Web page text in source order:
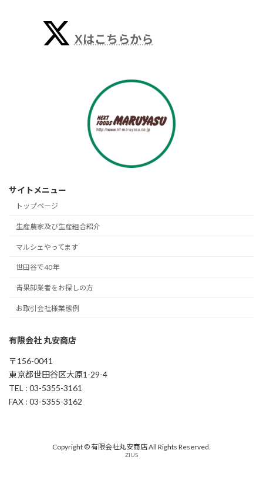
Xはこちらから
サイトメニュー
トップページ
生産農家及び生産組合紹介
マルシェやってます
世田谷で40年
青果卸業者をお探しの方
お取引会社様業態例
有限会社 丸安商店
〒156-0041
東京都世田谷区大原1-29-4
TEL : 03-5355-3161
FAX : 03-5355-3162
Copyright © 有限会社丸安商店 All Rights Reserved.
ZIUS